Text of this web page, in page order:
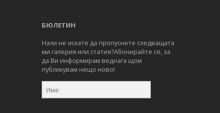
БЮЛЕТИН
Нали не искате да пропуснете следващата
ми галерия или статия?Абонирайте се, за
да Ви информирам веднага щом
публикувам нещо ново!